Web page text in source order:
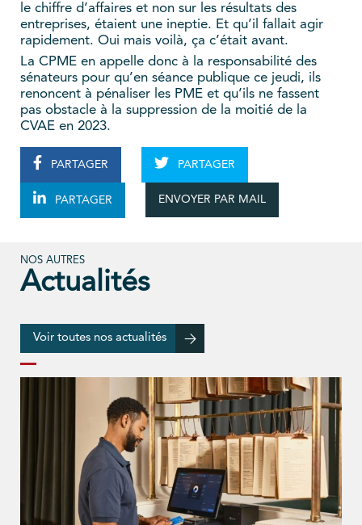
le chiffre d’affaires et non sur les résultats des
entreprises, étaient une ineptie. Et qu’il fallait agir
rapidement. Oui mais voilà, ça c’était avant.
La CPME en appelle donc à la responsabilité des
sénateurs pour qu’en séance publique ce jeudi, ils
renoncent à pénaliser les PME et qu’ils ne fassent
pas obstacle à la suppression de la moitié de la
CVAE en 2023.
PARTAGER PARTAGER
PARTAGER ENVOYER PAR MAIL
NOS AUTRES
Actualités
Voir toutes nos actualités